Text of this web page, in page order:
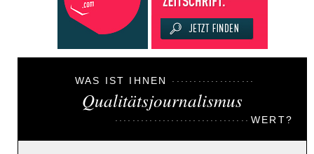
WAS IST IHNEN
Qualitätsjournalismus
WERT?